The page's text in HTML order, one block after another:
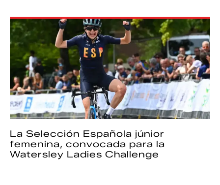
La Selección Española júnior
femenina, convocada para la
Watersley Ladies Challenge